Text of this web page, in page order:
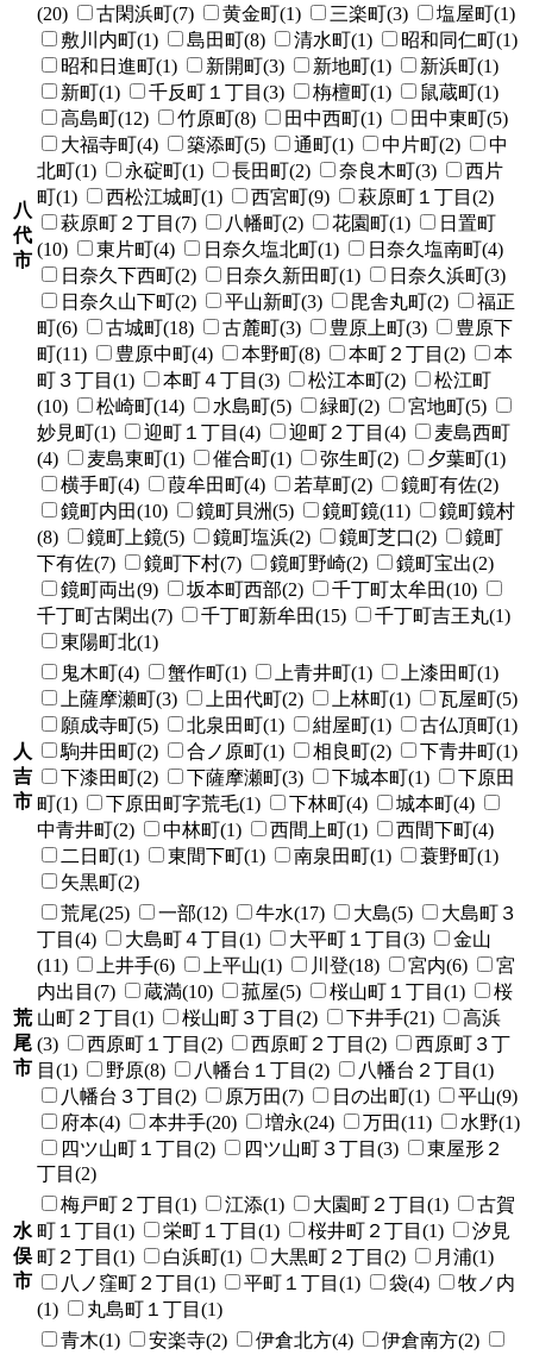
八
代
市
(20)
古閑浜町(7) 黄金町(1) 三楽町(3)
塩屋町(1)
敷川内町(1)
島田町(8) 清水町(1)
昭和同仁町(1)
昭和日進町(1)
新開町(3) 新地町(1)
新浜町(1)
新町(1)
千反町１丁目(3) 栴檀町(1)
鼠蔵町(1)
高島町(12)
竹原町(8) 田中西町(1)
田中東町(5)
大福寺町(4)
築添町(5) 通町(1) 中片町(2)
中
北町(1)
永碇町(1) 長田町(2) 奈良木町(3)
西片
町(1)
西松江城町(1) 西宮町(9)
萩原町１丁目(2)
萩原町２丁目(7)
八幡町(2) 花園町(1)
日置町
(10)
東片町(4) 日奈久塩北町(1)
日奈久塩南町(4)
日奈久下西町(2)
日奈久新田町(1)
日奈久浜町(3)
日奈久山下町(2)
平山新町(3) 毘舎丸町(2)
福正
町(6)
古城町(18) 古麓町(3) 豊原上町(3)
豊原下
町(11)
豊原中町(4) 本野町(8) 本町２丁目(2)
本
町３丁目(1)
本町４丁目(3) 松江本町(2)
松江町
(10)
松崎町(14) 水島町(5) 緑町(2)
宮地町(5)
妙見町(1)
迎町１丁目(4) 迎町２丁目(4)
麦島西町
(4)
麦島東町(1) 催合町(1) 弥生町(2)
夕葉町(1)
横手町(4)
葭牟田町(4) 若草町(2)
鏡町有佐(2)
鏡町内田(10)
鏡町貝洲(5) 鏡町鏡(11)
鏡町鏡村
(8)
鏡町上鏡(5) 鏡町塩浜(2) 鏡町芝口(2)
鏡町
下有佐(7)
鏡町下村(7) 鏡町野崎(2)
鏡町宝出(2)
鏡町両出(9)
坂本町西部(2)
千丁町太牟田(10)
千丁町古閑出(7)
千丁町新牟田(15)
千丁町吉王丸(1)
東陽町北(1)
人
吉
市
鬼木町(4) 蟹作町(1) 上青井町(1)
上漆田町(1)
上薩摩瀬町(3)
上田代町(2) 上林町(1)
瓦屋町(5)
願成寺町(5)
北泉田町(1) 紺屋町(1)
古仏頂町(1)
駒井田町(2)
合ノ原町(1) 相良町(2)
下青井町(1)
下漆田町(2)
下薩摩瀬町(3) 下城本町(1)
下原田
町(1)
下原田町字荒毛(1) 下林町(4)
城本町(4)
中青井町(2)
中林町(1) 西間上町(1)
西間下町(4)
二日町(1)
東間下町(1) 南泉田町(1)
蓑野町(1)
矢黒町(2)
荒
尾
市
荒尾(25) 一部(12) 牛水(17) 大島(5)
大島町３
丁目(4)
大島町４丁目(1) 大平町１丁目(3)
金山
(11)
上井手(6) 上平山(1) 川登(18) 宮内(6)
宮
内出目(7)
蔵満(10) 菰屋(5) 桜山町１丁目(1)
桜
山町２丁目(1)
桜山町３丁目(2) 下井手(21)
高浜
(3)
西原町１丁目(2) 西原町２丁目(2)
西原町３丁
目(1)
野原(8) 八幡台１丁目(2)
八幡台２丁目(1)
八幡台３丁目(2)
原万田(7) 日の出町(1)
平山(9)
府本(4)
本井手(20) 増永(24) 万田(11)
水野(1)
四ツ山町１丁目(2)
四ツ山町３丁目(3)
東屋形２
丁目(2)
水
俣
市
梅戸町２丁目(1) 江添(1) 大園町２丁目(1)
古賀
町１丁目(1)
栄町１丁目(1) 桜井町２丁目(1)
汐見
町２丁目(1)
白浜町(1) 大黒町２丁目(2)
月浦(1)
八ノ窪町２丁目(1)
平町１丁目(1) 袋(4)
牧ノ内
(1)
丸島町１丁目(1)
青木(1) 安楽寺(2) 伊倉北方(4)
伊倉南方(2)